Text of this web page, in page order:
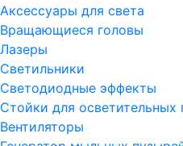
Аксессуары для света
Вращающиеся головы
Лазеры
Светильники
Светодиодные эффекты
Стойки для осветительных
Вентиляторы